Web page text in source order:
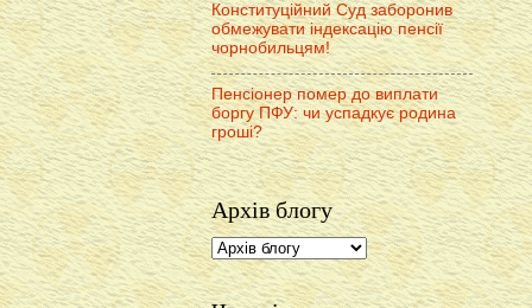
Конституційний Суд заборонив
обмежувати індексацію пенсії
чорнобильцям!
Пенсіонер помер до виплати
боргу ПФУ: чи успадкує родина
гроші?
Архів блогу